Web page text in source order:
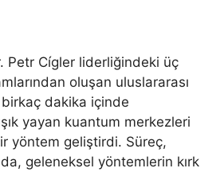
Petr Cígler liderliğindeki üç
oluşan uluslararası
dakika içinde
yayan kuantum merkezleri
yöntem geliştirdi. Süreç,
geleneksel yöntemlerin kırk